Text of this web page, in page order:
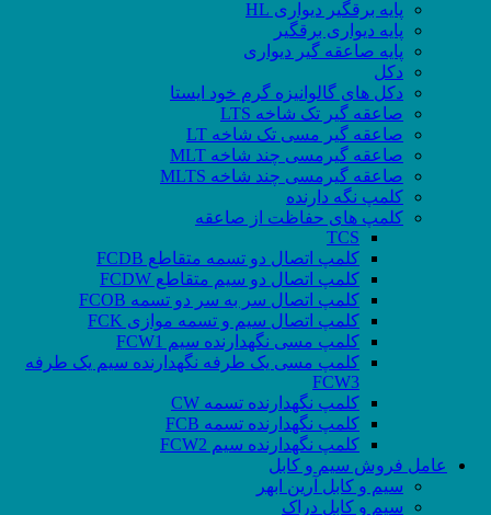
پایه برقگیر دیواری HL
پایه دیواری برقگیر
پایه صاعقه گیر دیواری
دکل
دکل های گالوانیزه گرم خود ایستا
صاعقه گیر تک شاخه LTS
صاعقه گیر مسی تک شاخه LT
صاعقه گیرمسی چند شاخه MLT
صاعقه گیرمسی چند شاخه MLTS
کلمپ نگه دارنده
کلمپ های حفاظت از صاعقه
TCS
کلمپ اتصال دو تسمه متقاطع FCDB
کلمپ اتصال دو سیم متقاطع FCDW
کلمپ اتصال سر به سر دو تسمه FCOB
کلمپ اتصال سیم و تسمه موازی FCK
کلمپ مسی نگهدارنده سیم FCW1
کلمپ مسی یک طرفه نگهدارنده سیم یک طرفه
FCW3
کلمپ نگهدارنده تسمه CW
کلمپ نگهدارنده تسمه FCB
کلمپ نگهدارنده سیم FCW2
عامل فروش سیم و کابل
سیم و کابل آرین ابهر
سیم و کابل دراک